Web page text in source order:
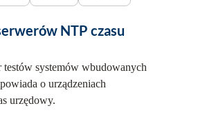
NTP czasu
systemów wbudowanych
o urządzeniach
urzędowy.